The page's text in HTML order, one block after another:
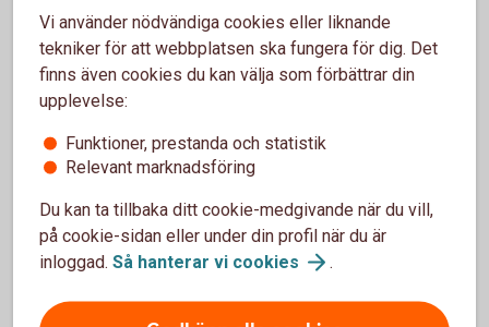
Lantbruksbarometern
Fler tips för dig som är
lantbrukare
Vi använder nödvändiga cookies eller liknande
tekniker för att webbplatsen ska fungera för dig. Det
finns även cookies du kan välja som förbättrar din
upplevelse:
Funktioner, prestanda och statistik
Relevant marknadsföring
Du kan ta tillbaka ditt cookie-medgivande när du vill,
på cookie-sidan eller under din profil när du är
inloggad. Så hanterar vi cookies .